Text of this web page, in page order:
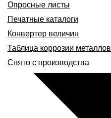
Опросные листы
Печатные каталоги
Конвертер величин
Таблица коррозии металлов
Снято с производства